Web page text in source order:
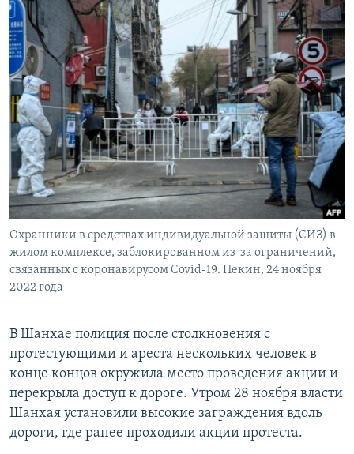
Охранники в средствах индивидуальной защиты (СИЗ) в
жилом комплексе, заблокированном из-за ограничений,
связанных с коронавирусом Covid-19. Пекин, 24 ноября
2022 года
В Шанхае полиция после столкновения с
протестующими и ареста нескольких человек в
конце концов окружила место проведения акции и
перекрыла доступ к дороге. Утром 28 ноября власти
Шанхая установили высокие заграждения вдоль
дороги, где ранее проходили акции протеста.